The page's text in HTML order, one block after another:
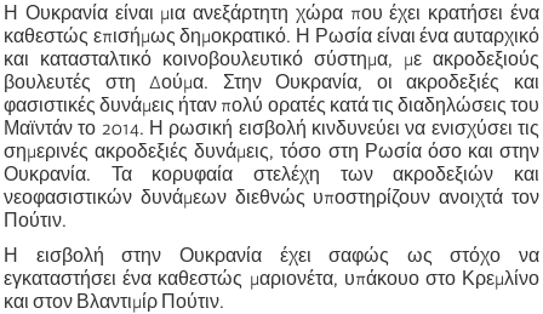
Η Ουκρανία είναι μια ανεξάρτητη χώρα που έχει κρατήσει ένα
καθεστώς επισήμως δημοκρατικό. Η Ρωσία είναι ένα αυταρχικό
και κατασταλτικό κοινοβουλευτικό σύστημα, με ακροδεξιούς
βουλευτές στη Δούμα. Στην Ουκρανία, οι ακροδεξιές και
φασιστικές δυνάμεις ήταν πολύ ορατές κατά τις διαδηλώσεις του
Μαϊντάν το 2014. Η ρωσική εισβολή κινδυνεύει να ενισχύσει τις
σημερινές ακροδεξιές δυνάμεις, τόσο στη Ρωσία όσο και στην
Ουκρανία. Τα κορυφαία στελέχη των ακροδεξιών και
νεοφασιστικών δυνάμεων διεθνώς υποστηρίζουν ανοιχτά τον
Πούτιν.
Η εισβολή στην Ουκρανία έχει σαφώς ως στόχο να
εγκαταστήσει ένα καθεστώς μαριονέτα, υπάκουο στο Κρεμλίνο
και στον Βλαντιμίρ Πούτιν.